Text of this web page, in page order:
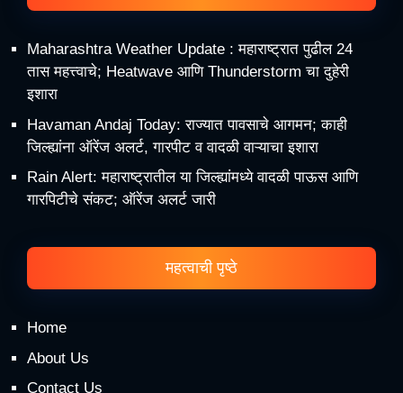
Maharashtra Weather Update : महाराष्ट्रात पुढील 24
तास महत्त्वाचे; Heatwave आणि Thunderstorm चा दुहेरी
इशारा
Havaman Andaj Today: राज्यात पावसाचे आगमन; काही
जिल्ह्यांना ऑरेंज अलर्ट, गारपीट व वादळी वाऱ्याचा इशारा
Rain Alert: महाराष्ट्रातील या जिल्ह्यांमध्ये वादळी पाऊस आणि
गारपिटीचे संकट; ऑरेंज अलर्ट जारी
महत्वाची पृष्ठे
Home
About Us
Contact Us